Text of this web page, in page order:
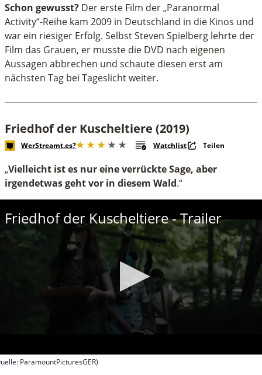
Schon gewusst? Der erste Film der „Paranormal
Activity“-Reihe kam 2009 in Deutschland in die Kinos und
war ein riesiger Erfolg. Selbst Steven Spielberg lehrte der
Film das Grauen, er musste die DVD nach eigenen
Aussagen abbrechen und schaute diesen erst am
nächsten Tag bei Tageslicht weiter.
Friedhof der Kuscheltiere (2019)
WerStreamt.es? Watchlist Teilen
„Vielleicht ist es nur eine verrückte Sage, aber
irgendetwas geht vor in diesem Wald.“
Friedhof der Kuscheltiere - Trailer
ParamountPicturesGER)